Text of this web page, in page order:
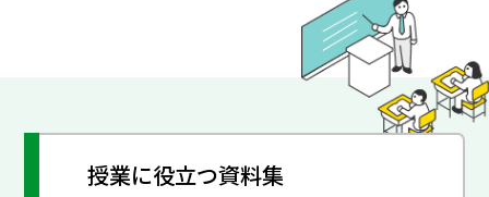
授業に役立つ資料集